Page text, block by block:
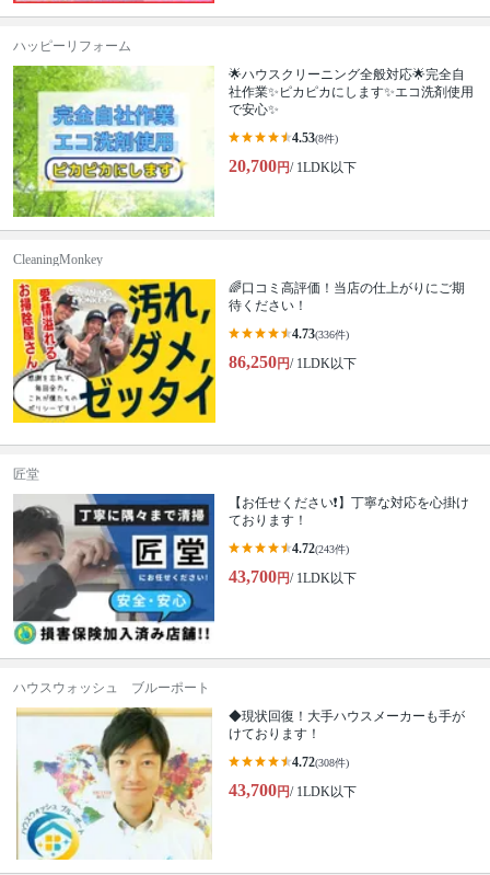
ハッピーリフォーム
🌟ハウスクリーニング全般対応🌟完全自
社作業✨️ピカピカにします✨️エコ洗剤使用
で安心✨
4.53(8件)
20,700円/ 1LDK以下
CleaningMonkey
🌈口コミ高評価！当店の仕上がりにご期
待ください！
4.73(336件)
86,250円/ 1LDK以下
匠堂
【お任せください❗️】丁寧な対応を心掛け
ております！
4.72(243件)
43,700円/ 1LDK以下
ハウスウォッシュ ブルーポート
◆現状回復！大手ハウスメーカーも手が
けております！
4.72(308件)
43,700円/ 1LDK以下